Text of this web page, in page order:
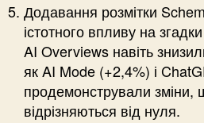
Додавання розмітки
істотного впливу на
AI Overviews навіть
як AI Mode (+2,4%) і
продемонстрували зміни,
відрізняються від нуля.